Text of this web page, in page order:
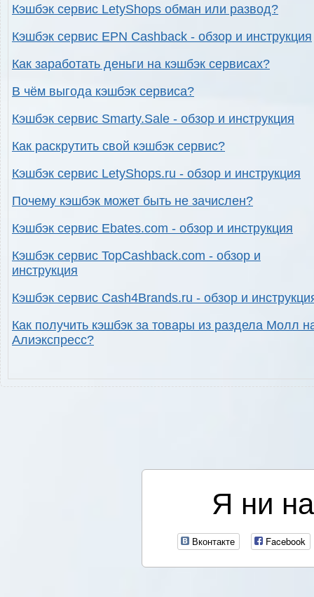
Кэшбэк сервис LetyShops обман или развод?
Кэшбэк сервис EPN Cashback - обзор и инструкция
Как заработать деньги на кэшбэк сервисах?
В чём выгода кэшбэк сервиса?
Кэшбэк сервис Smarty.Sale - обзор и инструкция
Как раскрутить свой кэшбэк сервис?
Кэшбэк сервис LetyShops.ru - обзор и инструкция
Почему кэшбэк может быть не зачислен?
Кэшбэк сервис Ebates.com - обзор и инструкция
Кэшбэк сервис TopCashback.com - обзор и
инструкция
Кэшбэк сервис Cash4Brands.ru - обзор и
Как получить кэшбэк за товары из раздела Молл
Алиэкспресс?
Я ни
Вконтакте Facebook